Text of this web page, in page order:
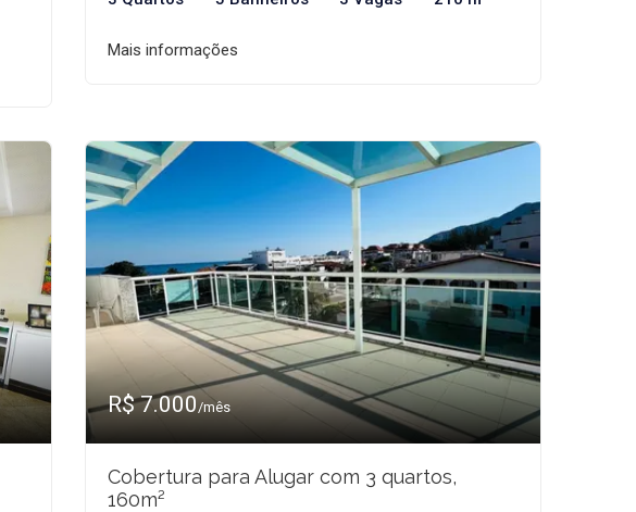
Mais informações
R$ 7.000/mês
Cobertura para Alugar com 3 quartos,
160m²